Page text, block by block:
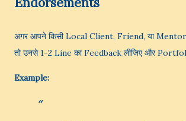
अगर आपने किसी Local Client, Friend, या Mentor
तो उनसे 1-2 Line का Feedback लीजिए और
Example: